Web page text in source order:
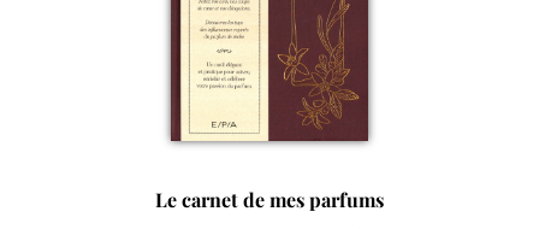
Le carnet de mes parfums